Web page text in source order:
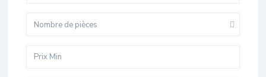
Nombre de pièces